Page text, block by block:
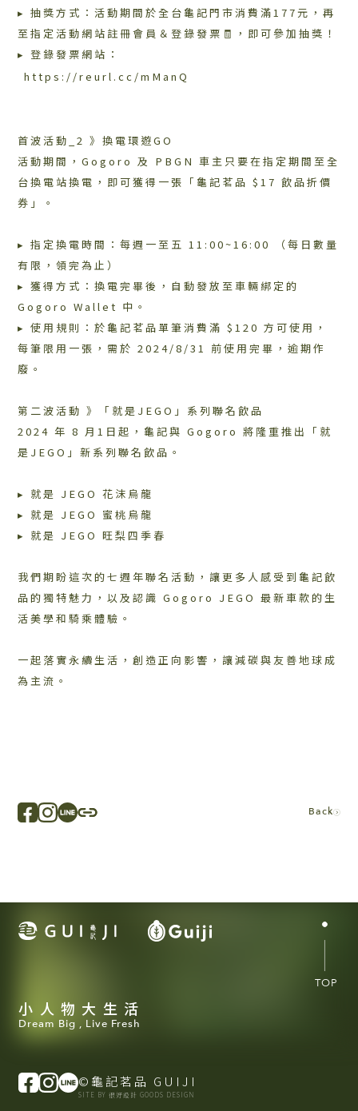
▸ 抽獎方式：活動期間於全台龜記門市消費滿177元，再
至指定活動網站註冊會員＆登錄發票🧾，即可參加抽獎！
▸ 登錄發票網站：
https://reurl.cc/mManQ
首波活動_2 》換電環遊GO
活動期間，Gogoro 及 PBGN 車主只要在指定期間至全
台換電站換電，即可獲得一張「龜記茗品 $17 飲品折價
券」。
▸ 指定換電時間：每週一至五 11:00~16:00 （每日數量
有限，領完為止）
▸ 獲得方式：換電完畢後，自動發放至車輛綁定的
Gogoro Wallet 中。
▸ 使用規則：於龜記茗品單筆消費滿 $120 方可使用，
每筆限用一張，需於 2024/8/31 前使用完畢，逾期作
廢。
第二波活動 》「就是JEGO」系列聯名飲品
2024 年 8 月1日起，龜記與 Gogoro 將隆重推出「就
是JEGO」新系列聯名飲品。
▸ 就是 JEGO 花沫烏龍
▸ 就是 JEGO 蜜桃烏龍
▸ 就是 JEGO 旺梨四季春
我們期盼這次的七週年聯名活動，讓更多人感受到龜記飲
品的獨特魅力，以及認識 Gogoro JEGO 最新車款的生
活美學和騎乘體驗。
一起落實永續生活，創造正向影響，讓減碳與友善地球成
為主流。
Back
小人物大生活
Dream Big , Live Fresh
©龜記茗品 GUIJI
SITE BY 很好設計 GOODS DESIGN
TOP